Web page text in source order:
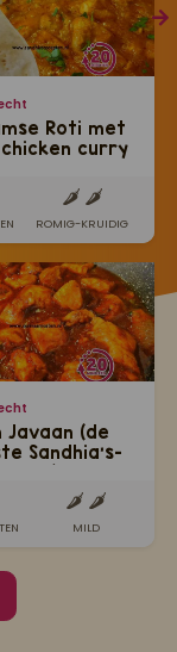
Roti met
curry
ROMIG-KRUIDIG
Javaan (de
Sandhia's-
MILD